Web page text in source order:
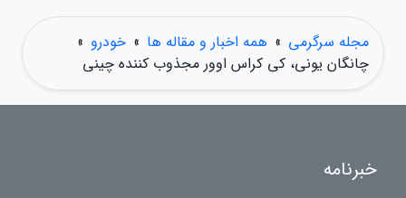
مجله سرگرمی » همه اخبار و مقاله ها » خودرو »
چانگان یونی، کی کراس اوور مجذوب کننده چینی
خبرنامه